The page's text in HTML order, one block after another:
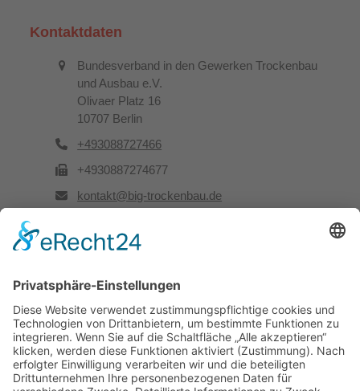
Kontaktdaten
Bundesverband in den Gewerken Trockenbau
und Ausbau e.V.
Olivaer Platz 16
10707 Berlin
+493088727466
+4930887274677
kontakt@big-trockenbau.de
Rechtliches
Kontakt
Impressum